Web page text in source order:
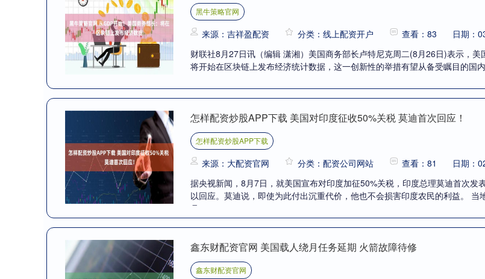
黑牛策略官网
来源：吉祥盈配资 分类：线上配资开户 查看：83
日期：
财联社8月27日讯（编辑 潇湘）美国商务部长卢特尼克周二(8月26日)表示，美
将开始在区块链上发布经济统计数据，这一创新性的举措有望从备受瞩目的国
怎样配资炒股APP下载 美国对印度征收50%关税 莫迪首次回应！
怎样配资炒股APP下载
来源：大配资官网 分类：配资公司网站 查看：81
日期：
据央视新闻，8月7日，就美国宣布对印度加征50%关税，印度总理莫迪首次发
以回应。莫迪说，即使为此付出沉重代价，他也不会损害印度农民的利益。 当
月....
鑫东财配资官网 美国载人绕月任务延期 火箭故障待修
鑫东财配资官网